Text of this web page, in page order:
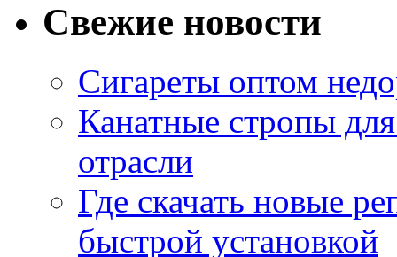
Свежие новости
Сигареты оптом
Канатные стропы
отрасли
Где скачать новые
быстрой установкой